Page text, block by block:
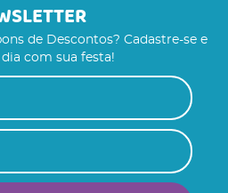
de Descontos? Cadastre-se e
com sua festa!